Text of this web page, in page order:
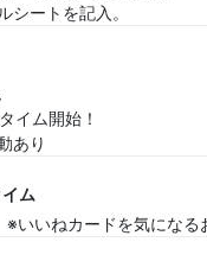
シートを記入。
イム開始！
あり
ム
いいねカードを気になる